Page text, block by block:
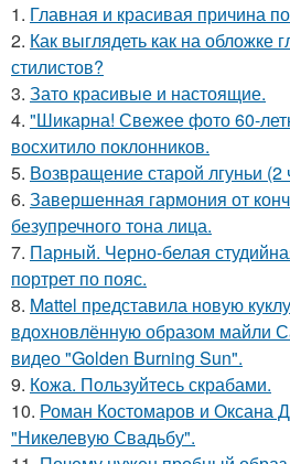
1. Главная и красивая причина
2. Как выглядеть как на обложке
стилистов?
3. Зато красивые и настоящие.
4. "Шикарна! Свежее фото 60-
восхитило поклонников.
5. Возвращение старой лгуньи (2
6. Завершенная гармония от
безупречного тона лица.
7. Парный. Черно-белая
портрет по пояс.
8. Mattel представила новую
вдохновлённую образом майли
видео "Golden Burning Sun".
9. Кожа. Пользуйтесь скрабами.
10. Роман Костомаров и Оксана
"Никелевую Свадьбу".